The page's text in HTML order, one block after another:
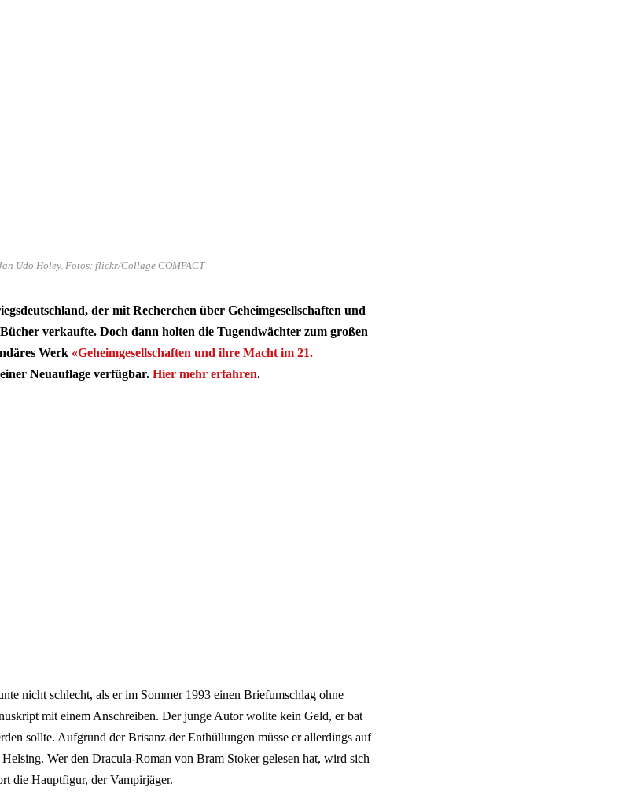
Udo Holey. Fotos: flickr/Collage COMPACT
der mit Recherchen über Geheimgesellschaften und
verkaufte. Doch dann holten die Tugendwächter zum großen
Werk «Geheimgesellschaften und ihre Macht im 21.
Neuauflage verfügbar. Hier mehr erfahren.
nicht schlecht, als er im Sommer 1993 einen Briefumschlag ohne
mit einem Anschreiben. Der junge Autor wollte kein Geld, er bat
sollte. Aufgrund der Brisanz der Enthüllungen müsse er allerdings auf
Helsing. Wer den Dracula-Roman von Bram Stoker gelesen hat, wird sich
die Hauptfigur, der Vampirjäger.